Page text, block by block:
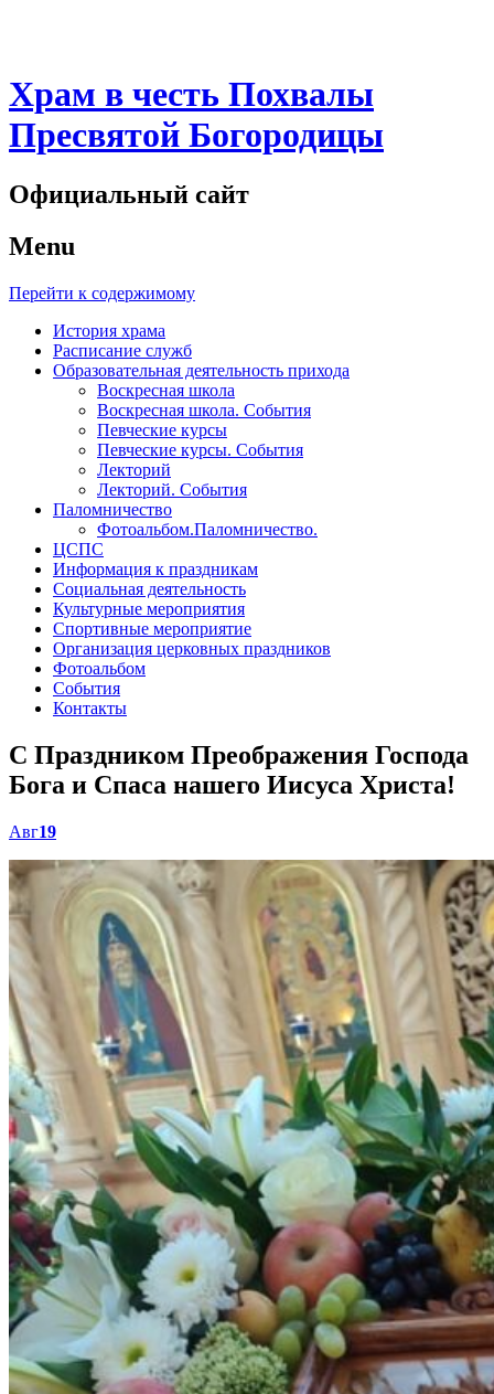
Храм в честь Похвалы
Пресвятой Богородицы
Официальный сайт
Menu
Перейти к содержимому
История храма
Расписание служб
Образовательная деятельность прихода
Воскресная школа
Воскресная школа. События
Певческие курсы
Певческие курсы. События
Лекторий
Лекторий. События
Паломничество
Фотоальбом.Паломничество.
ЦСПС
Информация к праздникам
Социальная деятельность
Культурные мероприятия
Спортивные мероприятие
Организация церковных праздников
Фотоальбом
События
Контакты
С Праздником Преображения Господа
Бога и Спаса нашего Иисуса Христа!
Авг19